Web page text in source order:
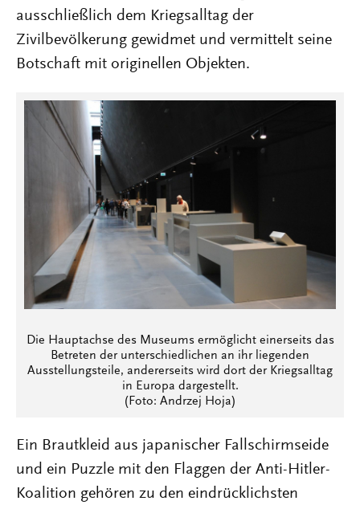
ausschließlich dem Kriegsalltag der
Zivilbevölkerung gewidmet und vermittelt seine
Botschaft mit originellen Objekten.
Die Hauptachse des Museums ermöglicht einerseits das
Betreten der unterschiedlichen an ihr liegenden
Ausstellungsteile, andererseits wird dort der Kriegsalltag
in Europa dargestellt.
(Foto: Andrzej Hoja)
Ein Brautkleid aus japanischer Fallschirmseide
und ein Puzzle mit den Flaggen der Anti-Hitler-
Koalition gehören zu den eindrücklichsten